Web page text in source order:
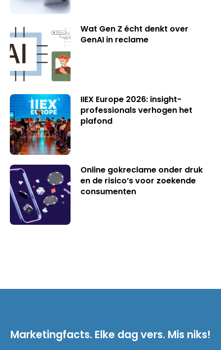
Wat Gen Z écht denkt over
GenAI in reclame
IIEX Europe 2026: insight-
professionals verhogen het
plafond
Online gokreclame onder druk
en de risico’s voor zoekende
consumenten
Marketingfacts. Elke dag vers. Mis niks!